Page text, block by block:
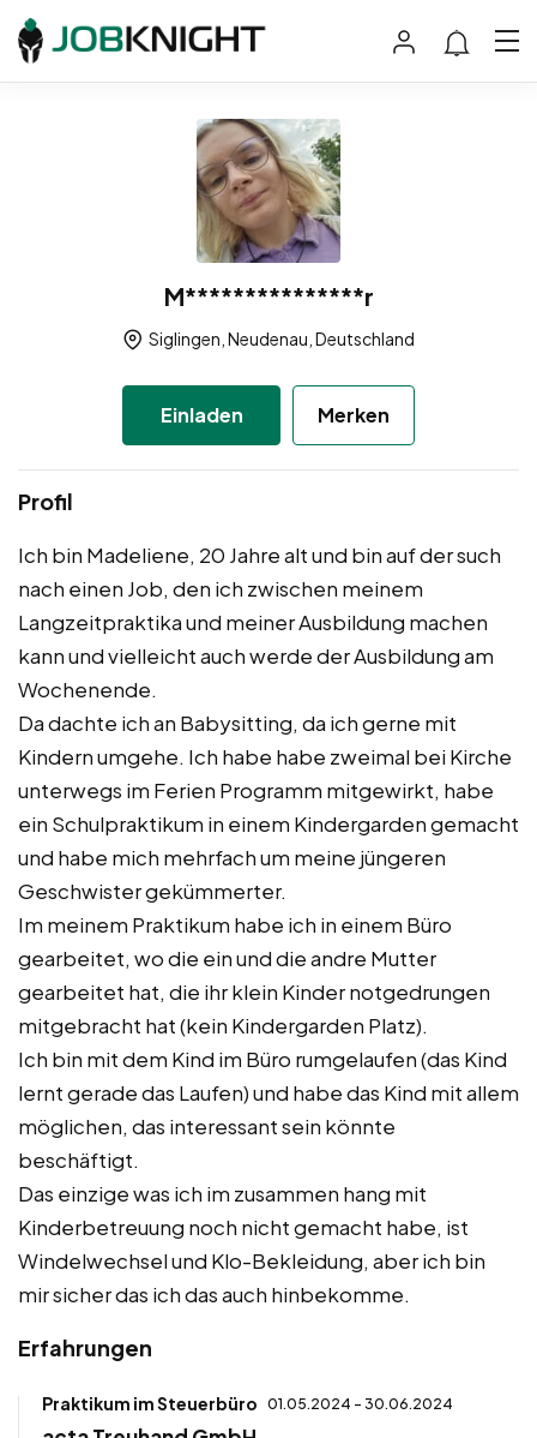
M***************r
Siglingen, Neudenau, Deutschland
Einladen Merken
Profil
Ich bin Madeliene, 20 Jahre alt und bin auf der such
nach einen Job, den ich zwischen meinem
Langzeitpraktika und meiner Ausbildung machen
kann und vielleicht auch werde der Ausbildung am
Wochenende.
Da dachte ich an Babysitting, da ich gerne mit
Kindern umgehe. Ich habe habe zweimal bei Kirche
unterwegs im Ferien Programm mitgewirkt, habe
ein Schulpraktikum in einem Kindergarden gemacht
und habe mich mehrfach um meine jüngeren
Geschwister gekümmerter.
Im meinem Praktikum habe ich in einem Büro
gearbeitet, wo die ein und die andre Mutter
gearbeitet hat, die ihr klein Kinder notgedrungen
mitgebracht hat (kein Kindergarden Platz).
Ich bin mit dem Kind im Büro rumgelaufen (das Kind
lernt gerade das Laufen) und habe das Kind mit allem
möglichen, das interessant sein könnte
beschäftigt.
Das einzige was ich im zusammen hang mit
Kinderbetreuung noch nicht gemacht habe, ist
Windelwechsel und Klo-Bekleidung, aber ich bin
mir sicher das ich das auch hinbekomme.
Erfahrungen
Praktikum im Steuerbüro 01.05.2024 - 30.06.2024